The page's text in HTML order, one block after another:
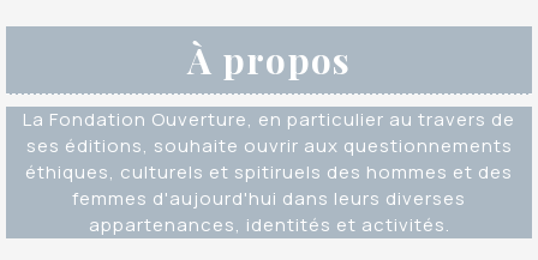
À propos
La Fondation Ouverture, en particulier au travers de
ses éditions, souhaite ouvrir aux questionnements
éthiques, culturels et spitiruels des hommes et des
femmes d'aujourd'hui dans leurs diverses
appartenances, identités et activités.